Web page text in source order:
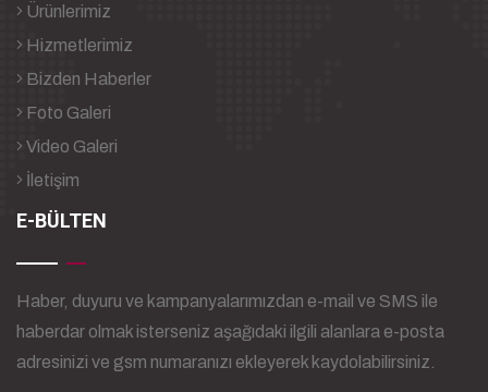
Ürünlerimiz
Hizmetlerimiz
Bizden Haberler
Foto Galeri
Video Galeri
İletişim
E-BÜLTEN
Haber, duyuru ve kampanyalarımızdan e-mail ve SMS ile
haberdar olmak isterseniz aşağıdaki ilgili alanlara e-posta
adresinizi ve gsm numaranızı ekleyerek kaydolabilirsiniz.